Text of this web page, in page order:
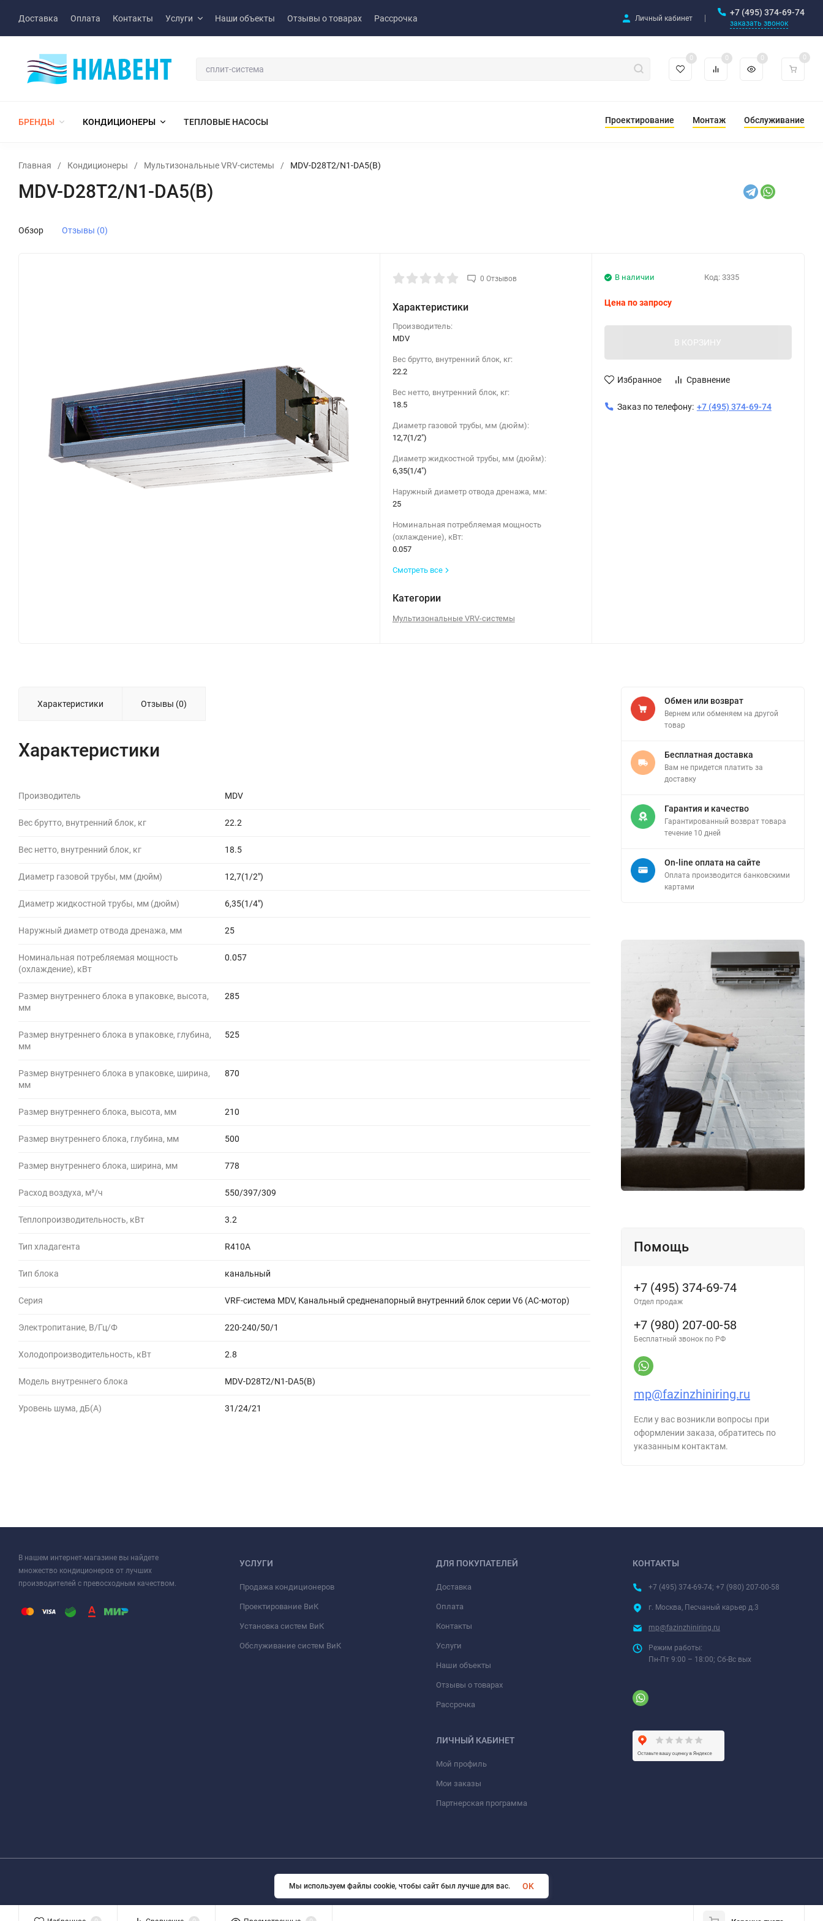
Доставка Оплата Контакты Услуги Наши объекты Отзывы о товарах Рассрочка Личный кабинет
+7 (495) 374-69-74
заказать звонок
0 0 0 0
БРЕНДЫ КОНДИЦИОНЕРЫ ТЕПЛОВЫЕ НАСОСЫ Проектирование Монтаж Обслуживание
Главная / Кондиционеры / Мультизональные VRV-системы / MDV-D28T2/N1-DA5(B)
MDV-D28T2/N1-DA5(B)
Обзор Отзывы (0)
0 Отзывов
Характеристики
Производитель:
MDV
Вес брутто, внутренний блок, кг:
22.2
Вес нетто, внутренний блок, кг:
18.5
Диаметр газовой трубы, мм (дюйм):
12,7(1/2")
Диаметр жидкостной трубы, мм (дюйм):
6,35(1/4")
Наружный диаметр отвода дренажа, мм:
25
Номинальная потребляемая мощность
(охлаждение), кВт:
0.057
Смотреть все
Категории
Мультизональные VRV-системы
Код: 3335
В наличии
Цена по запросу
В КОРЗИНУ
Избранное Сравнение
Заказ по телефону: +7 (495) 374-69-74
Характеристики Отзывы (0)
Характеристики
Производитель MDV
Вес брутто, внутренний блок, кг 22.2
Вес нетто, внутренний блок, кг 18.5
Диаметр газовой трубы, мм (дюйм) 12,7(1/2")
Диаметр жидкостной трубы, мм (дюйм) 6,35(1/4")
Наружный диаметр отвода дренажа, мм 25
Номинальная потребляемая мощность
(охлаждение), кВт
0.057
Размер внутреннего блока в упаковке, высота,
мм
285
Размер внутреннего блока в упаковке, глубина,
мм
525
Размер внутреннего блока в упаковке, ширина,
мм
870
Размер внутреннего блока, высота, мм 210
Размер внутреннего блока, глубина, мм 500
Размер внутреннего блока, ширина, мм 778
Расход воздуха, м³/ч 550/397/309
Теплопроизводительность, кВт 3.2
Тип хладагента R410A
Тип блока канальный
Серия VRF-система MDV, Канальный средненапорный внутренний блок серии V6 (AC-мотор)
Электропитание, В/Гц/Ф 220-240/50/1
Холодопроизводительность, кВт 2.8
Модель внутреннего блока MDV-D28T2/N1-DA5(B)
Уровень шума, дБ(A) 31/24/21
Обмен или возврат
Вернем или обменяем на другой
товар
Бесплатная доставка
Вам не придется платить за
доставку
Гарантия и качество
Гарантированный возврат товара
течение 10 дней
On-line оплата на сайте
Оплата производится банковскими
картами
Помощь
+7 (495) 374-69-74
Отдел продаж
+7 (980) 207-00-58
Бесплатный звонок по РФ
mp@fazinzhiniring.ru
Если у вас возникли вопросы при
оформлении заказа, обратитесь по
указанным контактам.
В нашем интернет-магазине вы найдете
множество кондиционеров от лучших
производителей с превосходным качеством.
УСЛУГИ
Продажа кондиционеров
Проектирование ВиК
Установка систем ВиК
Обслуживание систем ВиК
ДЛЯ ПОКУПАТЕЛЕЙ
Доставка
Оплата
Контакты
Услуги
Наши объекты
Отзывы о товарах
Рассрочка
ЛИЧНЫЙ КАБИНЕТ
Мой профиль
Мои заказы
Партнерская программа
КОНТАКТЫ
+7 (495) 374-69-74; +7 (980) 207-00-58
г. Москва, Песчаный карьер д.3
mp@fazinzhiniring.ru
Режим работы:
Пн-Пт 9:00 – 18:00; Сб-Вс вых
© 2026 ООО «ФАЗИНЖИНИРИНГ». Все права защищены
Мы используем файлы cookie, чтобы сайт был лучше для вас. OK